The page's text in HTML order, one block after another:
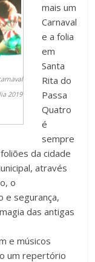
2019
mais um
Carnaval
e a folia
em
Santa
Rita do
Passa
Quatro
é
sempre
da cidade
através
o
e segurança,
das antigas
e músicos
um repertório